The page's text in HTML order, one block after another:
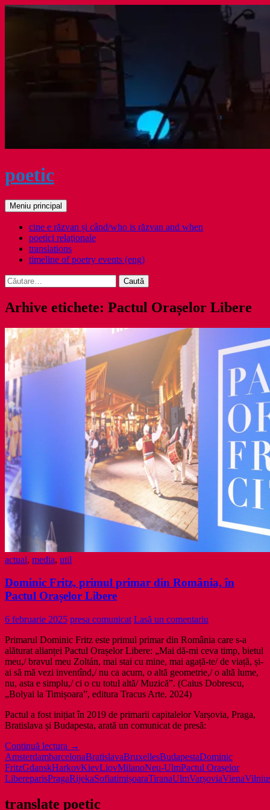
poetic
Caută
Meniu principal
cine e răzvan și când/who is răzvan and when
poetici relaţionale
translations
timeline of poetry events (eng)
Caută
după:
Arhive etichete: Pactul Orașelor Libere
actual, media, util
Dominic Fritz, primul primar din România, în
Pactul Orașelor Libere
6 februarie 2025 presa comunicat Lasă un comentariu
Primarul Dominic Fritz este primul primar din România care s-a
alăturat alianței Pactul Orașelor Libere: „Mai dă-mi ceva timp, bietul
meu,/ bravul meu Zoltán, mai stai cu mine, mai agață-te/ de viață, și-
ai să mă vezi inventînd,/ nu ca acum, o altă geometrie,/ o altă lume,
nu, asta e simplu,/ ci o cu totul altă/ Muzică”. (Caius Dobrescu,
„Bolyai la Timișoara”, editura Tracus Arte, 2024)
Pactul a fost inițiat în 2019 de primarii capitalelor Varșovia, Praga,
Bratislava și Budapesta, arată un comunicat de presă:
Continuă lectura Dominic
Fritz,
primul
primar
România,
→
AmsterdambarcelonaBratislavaBruxellesBudapestaDominic
FritzGdanskHarkovKievLiovMilanoNeu-UlmPactul Orașelor
LibereparisPragaRijekaSofiatimișoaraTiranaUlmVarșoviaViena
translate poetic